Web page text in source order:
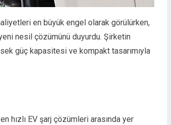
en büyük engel olarak görülürken,
nesil çözümünü duyurdu. Şirketin
güç kapasitesi ve kompakt tasarımıyla
hızlı EV şarj çözümleri arasında yer